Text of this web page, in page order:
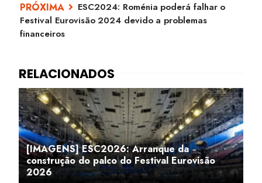
ESC2024: Roménia poderá falhar o
Festival Eurovisão 2024 devido a problemas
financeiros
[IMAGENS] ESC2026: Arranque da
construção do palco do Festival Eurovisão
2026